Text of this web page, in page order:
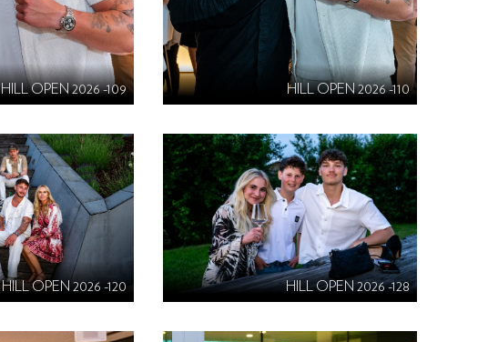
HILL OPEN 2026 -109 HILL OPEN 2026 -110
HILL OPEN 2026 -120 HILL OPEN 2026 -128